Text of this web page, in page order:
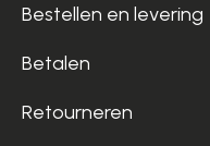
Bestellen en levering
Betalen
Retourneren